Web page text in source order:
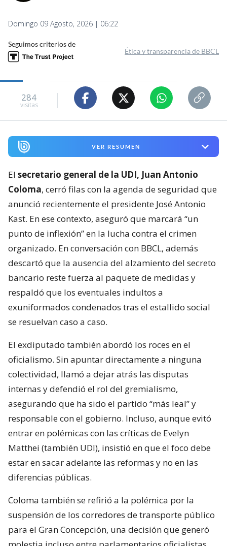
Domingo 09 Agosto, 2026 | 06:22
Seguimos criterios de
Ética y transparencia de BBCL
284
visitas
VER RESUMEN
El secretario general de la UDI, Juan Antonio
Coloma, cerró filas con la agenda de seguridad que
anunció recientemente el presidente José Antonio
Kast. En ese contexto, aseguró que marcará “un
punto de inflexión” en la lucha contra el crimen
organizado. En conversación con BBCL, además
descartó que la ausencia del alzamiento del secreto
bancario reste fuerza al paquete de medidas y
respaldó que los eventuales indultos a
exuniformados condenados tras el estallido social
se resuelvan caso a caso.
El exdiputado también abordó los roces en el
oficialismo. Sin apuntar directamente a ninguna
colectividad, llamó a dejar atrás las disputas
internas y defendió el rol del gremialismo,
asegurando que ha sido el partido “más leal” y
responsable con el gobierno. Incluso, aunque evitó
entrar en polémicas con las críticas de Evelyn
Matthei (también UDI), insistió en que el foco debe
estar en sacar adelante las reformas y no en las
diferencias públicas.
Coloma también se refirió a la polémica por la
suspensión de los corredores de transporte público
para el Gran Concepción, una decisión que generó